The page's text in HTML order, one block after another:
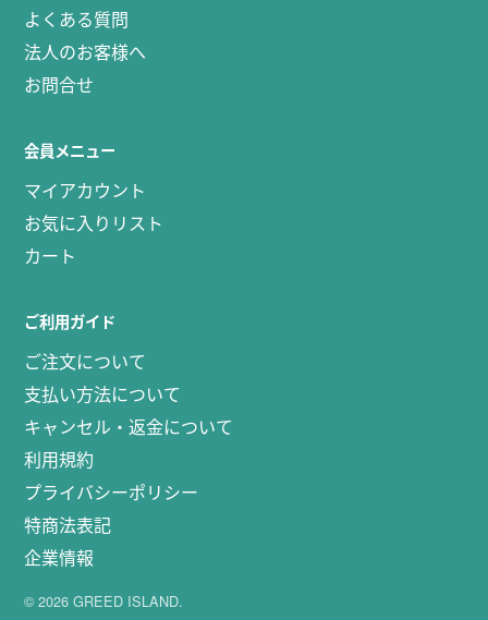
よくある質問
法人のお客様へ
お問合せ
会員メニュー
マイアカウント
お気に入りリスト
カート
ご利用ガイド
ご注文について
支払い方法について
キャンセル・返金について
利用規約
プライバシーポリシー
特商法表記
企業情報
© 2026 GREED ISLAND.